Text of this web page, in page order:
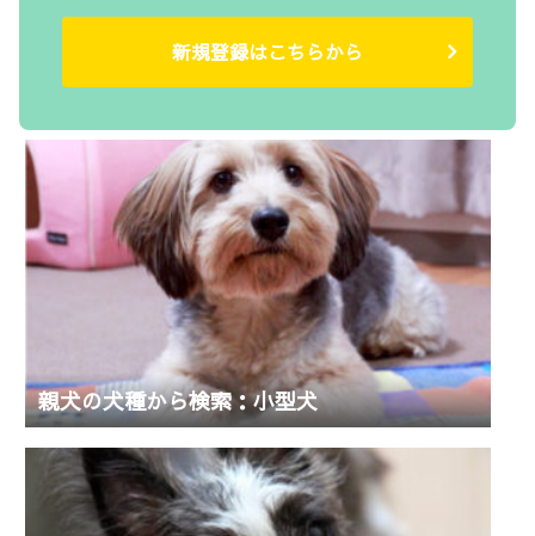
新規登録はこちらから
親犬の犬種から検索：小型犬